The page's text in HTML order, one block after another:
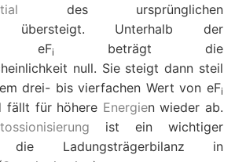
des ursprünglichen
übersteigt. Unterhalb der
eFi
beträgt die
null. Sie steigt dann steil
drei- bis vierfachen Wert von eFi
fällt für höhere Energien wieder ab.
ist ein wichtiger
Ladungsträgerbilanz in